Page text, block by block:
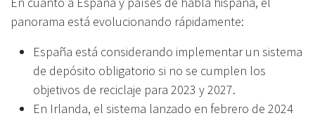
panorama está evolucionando rápidamente:
España está considerando implementar un sistema
de depósito obligatorio si no se cumplen los
objetivos de reciclaje para 2023 y 2027.
En Irlanda, el sistema lanzado en febrero de 2024